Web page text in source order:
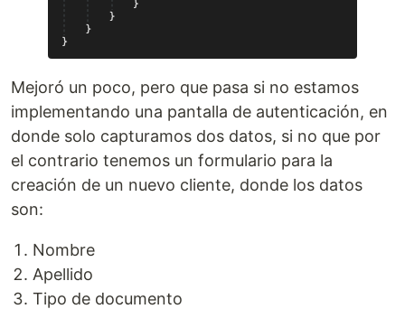
Mejoró un poco, pero que pasa si no estamos
implementando una pantalla de autenticación, en
donde solo capturamos dos datos, si no que por
el contrario tenemos un formulario para la
creación de un nuevo cliente, donde los datos
son:
Nombre
Apellido
Tipo de documento